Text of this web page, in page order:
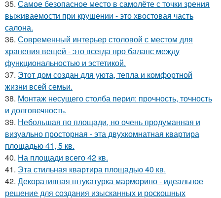
35. Самое безопасное место в самолёте с точки зрения
выживаемости при крушении - это хвостовая часть
салона.
36. Современный интерьер столовой с местом для
хранения вещей - это всегда про баланс между
функциональностью и эстетикой.
37. Этот дом создан для уюта, тепла и комфортной
жизни всей семьи.
38. Монтаж несущего столба перил: прочность, точность
и долговечность.
39. Небольшая по площади, но очень продуманная и
визуально просторная - эта двухкомнатная квартира
площадью 41, 5 кв.
40. На площади всего 42 кв.
41. Эта стильная квартира площадью 40 кв.
42. Декоративная штукатурка марморино - идеальное
решение для создания изысканных и роскошных